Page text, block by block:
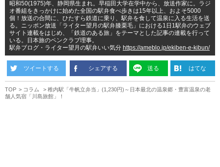
昭和50(1975)年、静岡県生まれ。早稲田大学在学中から、放送作家に。ラジ
オ番組をきっかけに始めた全国の駅弁食べ歩きは15年以上、およそ5000
個！放送の合間に、ひたすら鉄道に乗り、駅弁を食して温泉に入る生活を送
る。ニッポン放送「ライター望月の駅弁膝栗毛」における1日1駅弁のウェブ
サイト連載をはじめ、「鉄道のある旅」をテーマとした記事の連載を行って
いる。日本旅のペンクラブ理事。
駅弁ブログ・ライター望月の駅弁いい気分 https://ameblo.jp/ekiben-e-kibun/
ツイートする シェアする 送る はてな
TOP コラム
稚内駅「牛帆立弁当」(1,230円)～日本最北の温泉郷・豊富温泉の老
舗人気宿「川島旅館」！